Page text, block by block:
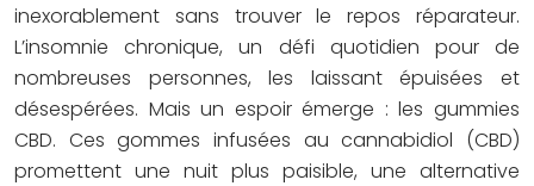
inexorablement sans trouver le repos réparateur.
L’insomnie chronique, un défi quotidien pour de
nombreuses personnes, les laissant épuisées et
désespérées. Mais un espoir émerge : les gummies
CBD. Ces gommes infusées au cannabidiol (CBD)
promettent une nuit plus paisible, une alternative